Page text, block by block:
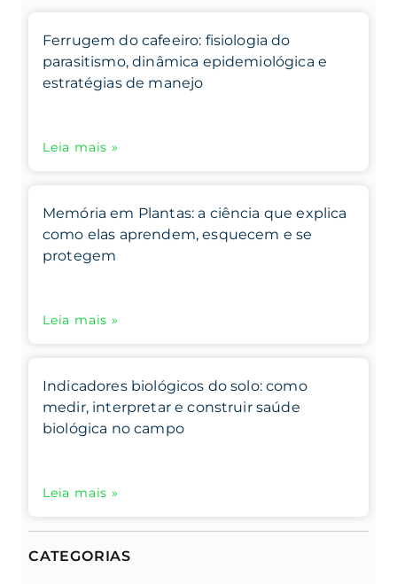
Ferrugem do cafeeiro: fisiologia do
parasitismo, dinâmica epidemiológica e
estratégias de manejo
Leia mais »
Memória em Plantas: a ciência que explica
como elas aprendem, esquecem e se
protegem
Leia mais »
Indicadores biológicos do solo: como
medir, interpretar e construir saúde
biológica no campo
Leia mais »
CATEGORIAS